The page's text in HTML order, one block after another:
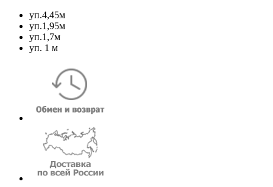
уп.4,45м
уп.1,95м
уп.1,7м
уп. 1 м